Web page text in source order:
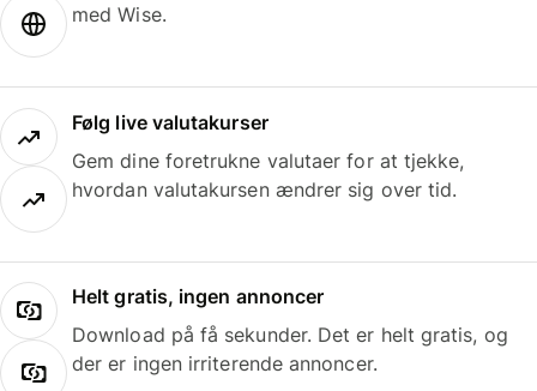
med Wise.
Følg live valutakurser
Gem dine foretrukne valutaer for at tjekke,
hvordan valutakursen ændrer sig over tid.
Helt gratis, ingen annoncer
Download på få sekunder. Det er helt gratis, og
der er ingen irriterende annoncer.